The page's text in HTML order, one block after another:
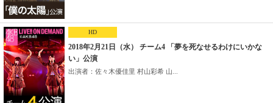
HD
2018年2月21日（水） チーム4 「夢を死なせるわけにいかな
い」公演
出演者：佐々木優佳里 村山彩希 山...